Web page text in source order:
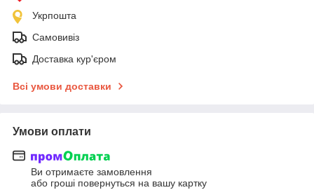
Укрпошта
Самовивіз
Доставка кур'єром
Всі умови доставки
Умови оплати
Ви отримаєте замовлення
або гроші повернуться на вашу картку